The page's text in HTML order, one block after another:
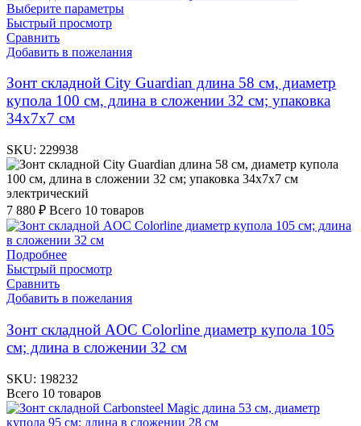
Выберите параметры
Быстрый просмотр
Сравнить
Добавить в пожелания
Зонт складной City Guardian длина 58 см, диаметр
купола 100 см, длина в сложении 32 см; упаковка
34х7х7 см
SKU: 229938
электрический
7 880 ₽ Всего 10 товаров
Подробнее
Быстрый просмотр
Сравнить
Добавить в пожелания
Зонт складной AOC Colorline диаметр купола 105
см; длина в сложении 32 см
SKU: 198232
Всего 10 товаров